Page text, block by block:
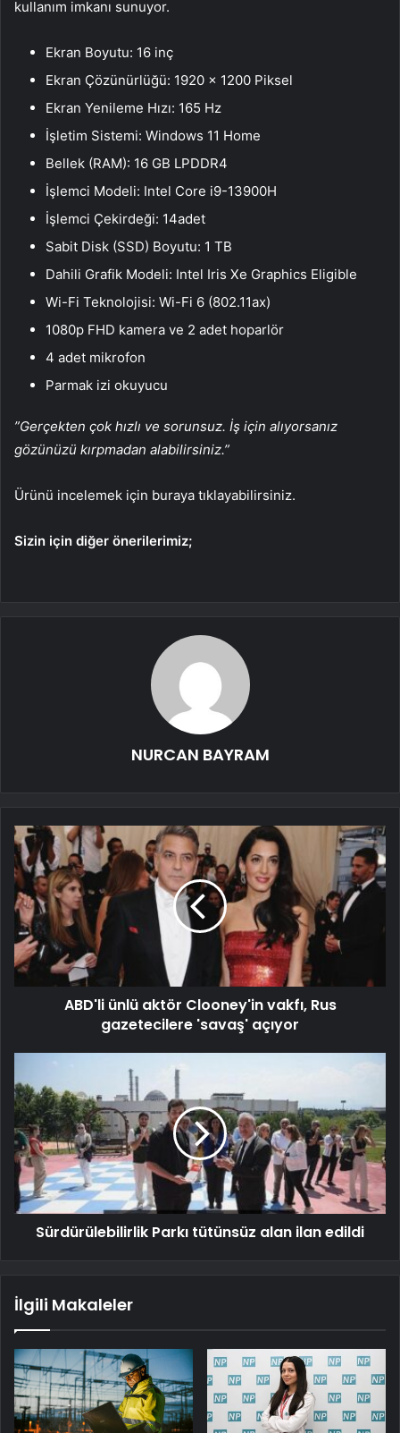
kullanım imkanı sunuyor.
Ekran Boyutu: 16 inç
Ekran Çözünürlüğü: 1920 x 1200 Piksel
Ekran Yenileme Hızı: 165 Hz
İşletim Sistemi: Windows 11 Home
Bellek (RAM): 16 GB LPDDR4
İşlemci Modeli: Intel Core i9-13900H
İşlemci Çekirdeği: 14adet
Sabit Disk (SSD) Boyutu: 1 TB
Dahili Grafik Modeli: Intel Iris Xe Graphics Eligible
Wi-Fi Teknolojisi: Wi-Fi 6 (802.11ax)
1080p FHD kamera ve 2 adet hoparlör
4 adet mikrofon
Parmak izi okuyucu
”Gerçekten çok hızlı ve sorunsuz. İş için alıyorsanız
gözünüzü kırpmadan alabilirsiniz.”
Ürünü incelemek için buraya tıklayabilirsiniz.
Sizin için diğer önerilerimiz;
NURCAN BAYRAM
ABD'li ünlü aktör Clooney'in vakfı, Rus
gazetecilere 'savaş' açıyor
Sürdürülebilirlik Parkı tütünsüz alan ilan edildi
İlgili Makaleler